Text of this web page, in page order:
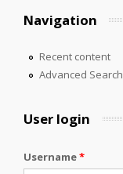
Navigation
Recent content
Advanced Search
User login
Username*